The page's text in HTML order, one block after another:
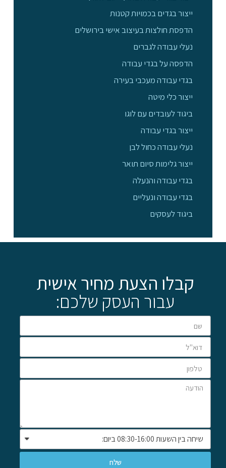
ייצור בגדים בכמויות קטנות
הדפסת חולצות בעיצוב אישי בירושלים
נעלי עבודה לגברים
הדפסה על בגדי עבודה
בגדי עבודה מעכבי בעירה
ייצור כלי מיטה
ביגוד לעובדים עם לוגו
ייצור בגדי עבודה
נעלי עבודה כחול לבן
ייצור גלימות סיום תואר
בגדי עבודה והנעלה
בגדי עבודה ונעליים
ביגוד לעסקים
קבלו הצעת מחיר אישית
עבור העסק שלכם:
שלח